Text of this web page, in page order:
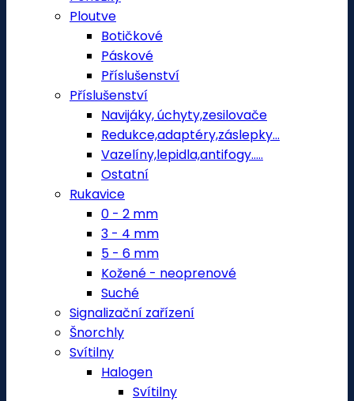
Ploutve
Botičkové
Páskové
Příslušenství
Příslušenství
Navijáky, úchyty,zesilovače
Redukce,adaptéry,záslepky...
Vazelíny,lepidla,antifogy.....
Ostatní
Rukavice
0 - 2 mm
3 - 4 mm
5 - 6 mm
Kožené - neoprenové
Suché
Signalizační zařízení
Šnorchly
Svítilny
Halogen
Svítilny